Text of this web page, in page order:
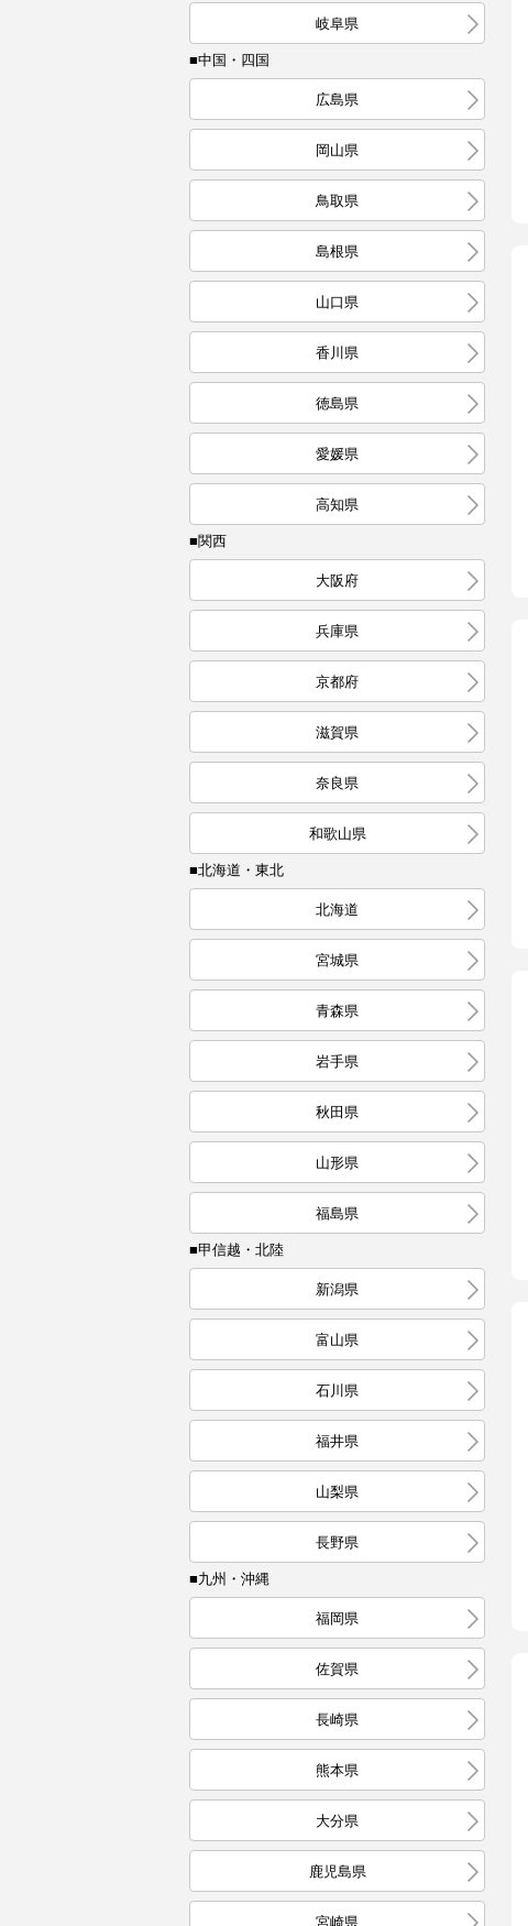
岐阜県
■中国・四国
広島県
岡山県
鳥取県
島根県
山口県
香川県
徳島県
愛媛県
高知県
■関西
大阪府
兵庫県
京都府
滋賀県
奈良県
和歌山県
■北海道・東北
北海道
宮城県
青森県
岩手県
秋田県
山形県
福島県
■甲信越・北陸
新潟県
富山県
石川県
福井県
山梨県
長野県
■九州・沖縄
福岡県
佐賀県
長崎県
熊本県
大分県
鹿児島県
宮崎県